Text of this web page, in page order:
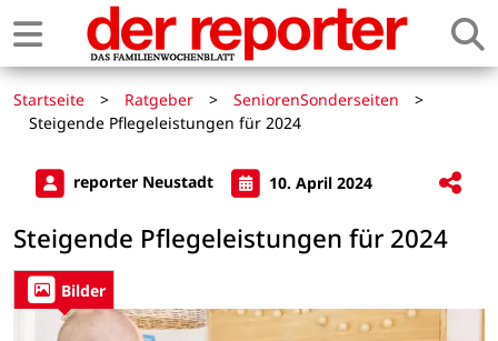
Startseite > Ratgeber > SeniorenSonderseiten
>
Steigende Pflegeleistungen für 2024
reporter Neustadt 10. April 2024
Steigende Pflegeleistungen für 2024
Bilder